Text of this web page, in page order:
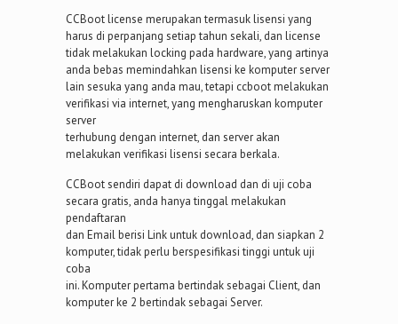
CCBoot license merupakan termasuk lisensi yang
harus di perpanjang setiap tahun sekali, dan license
tidak melakukan locking pada hardware, yang artinya
anda bebas memindahkan lisensi ke komputer server
lain sesuka yang anda mau, tetapi ccboot melakukan
verifikasi via internet, yang mengharuskan komputer
server
terhubung dengan internet, dan server akan
melakukan verifikasi lisensi secara berkala.
CCBoot sendiri dapat di download dan di uji coba
secara gratis, anda hanya tinggal melakukan
pendaftaran
dan Email berisi Link untuk download, dan siapkan 2
komputer, tidak perlu berspesifikasi tinggi untuk uji
coba
ini. Komputer pertama bertindak sebagai Client, dan
komputer ke 2 bertindak sebagai Server.